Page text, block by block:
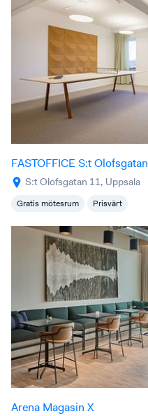
FASTOFFICE S:t Olofsgatan
S:t Olofsgatan 11, Uppsala
Gratis mötesrum Prisvärt
Arena Magasin X